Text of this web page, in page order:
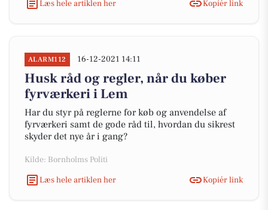
Læs hele artiklen her Kopiér link
ALARM112 16-12-2021 14:11
Husk råd og regler, når du køber
fyrværkeri i Lem
Har du styr på reglerne for køb og anvendelse af
fyrværkeri samt de gode råd til, hvordan du sikrest
skyder det nye år i gang?
Kilde: Bornholms Politi
Læs hele artiklen her
Kopiér link